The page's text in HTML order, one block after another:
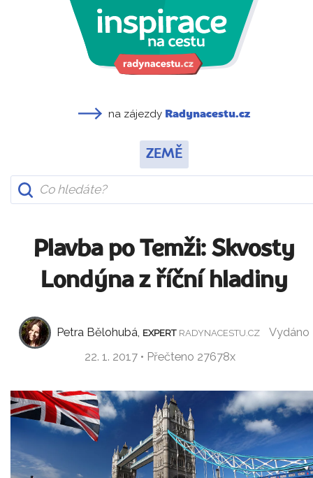
na zájezdy Radynacestu.cz
ZEMĚ
Plavba po Temži: Skvosty
Londýna z říční hladiny
Petra Bělohubá, EXPERT RADYNACESTU.CZ
Vydáno
22. 1. 2017 • Přečteno 27678x